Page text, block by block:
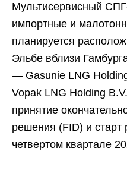
Мультисервисный
импортные и
планируется
Эльбе вблизи
— Gasunie LNG
Vopak LNG Holding
принятие
решения (FID) и
четвертом квартале